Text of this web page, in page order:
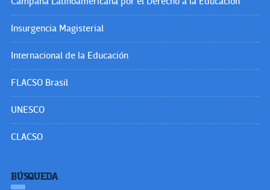
Insurgencia Magisterial
Internacional de la Educación
FLACSO Brasil
UNESCO
CLACSO
BÚSQUEDA